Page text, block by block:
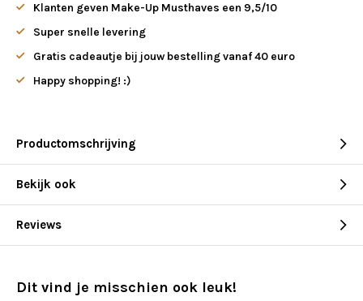
Klanten geven Make-Up Musthaves een 9,5/10
Super snelle levering
Gratis cadeautje bij jouw bestelling vanaf 40 euro
Happy shopping! :)
Productomschrijving
Bekijk ook
Reviews
Dit vind je misschien ook leuk!